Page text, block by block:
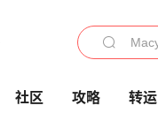
社区 攻略 转运